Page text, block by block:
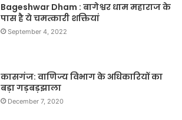
Bageshwar Dham : बागेश्वर धाम महाराज के
पास है ये चमत्कारी शक्तियां
September 4, 2022
कासगंज: वाणिज्य विभाग के अधिकारियों का
बड़ा गड़बड़झाला
December 7, 2020